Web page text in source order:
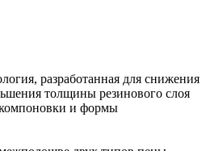
разработанная для снижения
толщины резинового слоя
и формы